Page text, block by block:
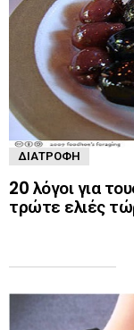
ΔΙΑΤΡΟΦΉ
20 λόγοι για
τρώτε ελιές